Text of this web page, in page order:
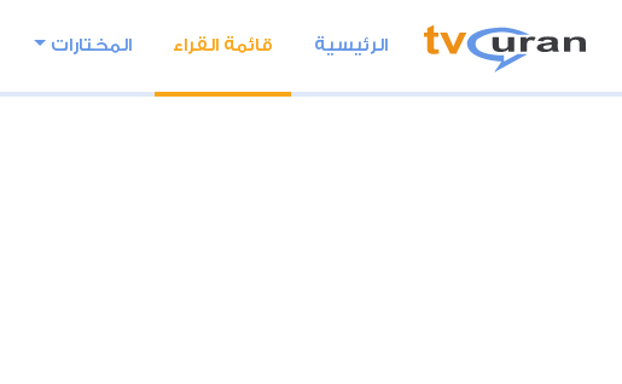
الرئيسية قائمة القراء المختارات